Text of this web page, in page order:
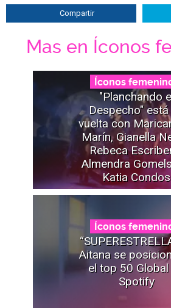
Compartir
Mas en Íconos
Íconos
"Planchando
Despecho"
vuelta con
Marín, Gianella
Rebeca
Almendra
Katia Condos
Íconos
Aitana se
el top 50
Spotify